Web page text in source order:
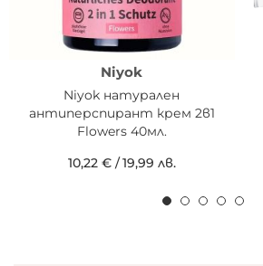
Niyok
Niyok натурален
антиперспирант крем 2в1
Flowers 40мл.
10,22 €/19,99 лв.